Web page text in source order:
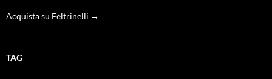
Acquista su Feltrinelli →
TAG